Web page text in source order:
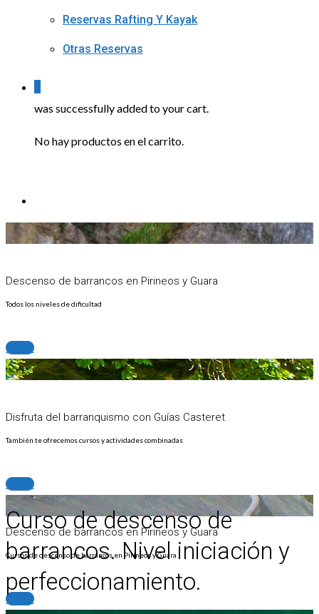
Reservas Rafting Y Kayak
Otras Reservas
was successfully added to your cart.
No hay productos en el carrito.
Descenso de barrancos en Pirineos y Guara
Todos los niveles de dificultad
+info
Disfruta del barranquismo con Guías Casteret
También te ofrecemos cursos y actividades combinadas
+info
Descenso de barrancos en Pirineos y Guara
Cursos de descenso de barrancos en Pirineos y Guara
+info
Curso de descenso de
barrancos. Nivel iniciación y
perfeccionamiento.